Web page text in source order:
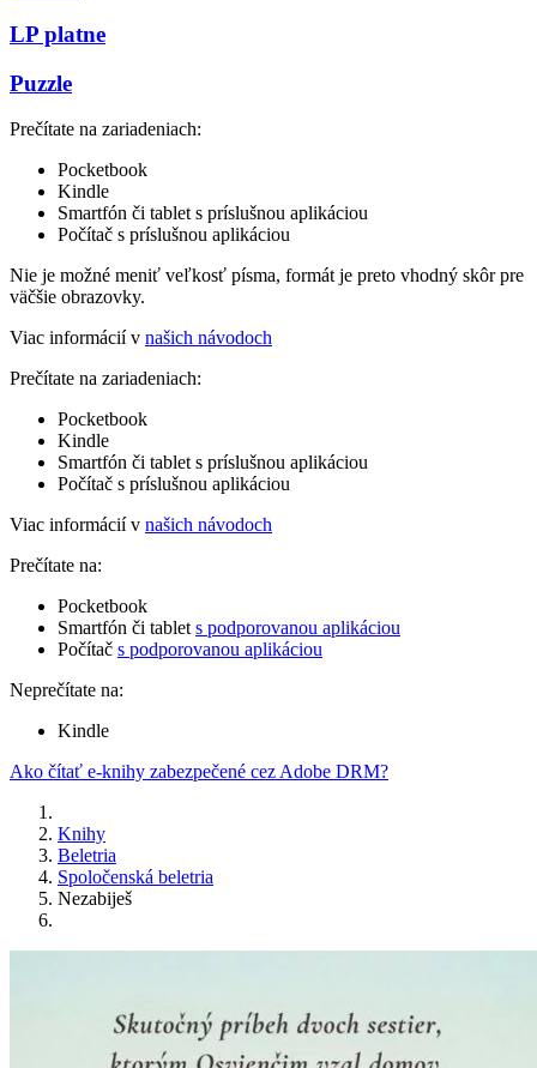
LP platne
Puzzle
Prečítate na zariadeniach:
Pocketbook
Kindle
Smartfón či tablet s príslušnou aplikáciou
Počítač s príslušnou aplikáciou
Nie je možné meniť veľkosť písma, formát je preto vhodný skôr pre
väčšie obrazovky.
Viac informácií v našich návodoch
Prečítate na zariadeniach:
Pocketbook
Kindle
Smartfón či tablet s príslušnou aplikáciou
Počítač s príslušnou aplikáciou
Viac informácií v našich návodoch
Prečítate na:
Pocketbook
Smartfón či tablet s podporovanou aplikáciou
Počítač s podporovanou aplikáciou
Neprečítate na:
Kindle
Ako čítať e-knihy zabezpečené cez Adobe DRM?
Knihy
Beletria
Spoločenská beletria
Nezabiješ